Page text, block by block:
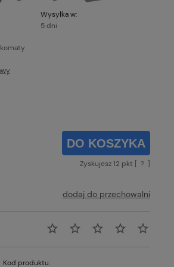
Wysyłka w:
5 dni
kosztów płatności
DO KOSZYKA
Zyskujesz 12 pkt [ ? ]
dodaj do przechowalni
Kod produktu: